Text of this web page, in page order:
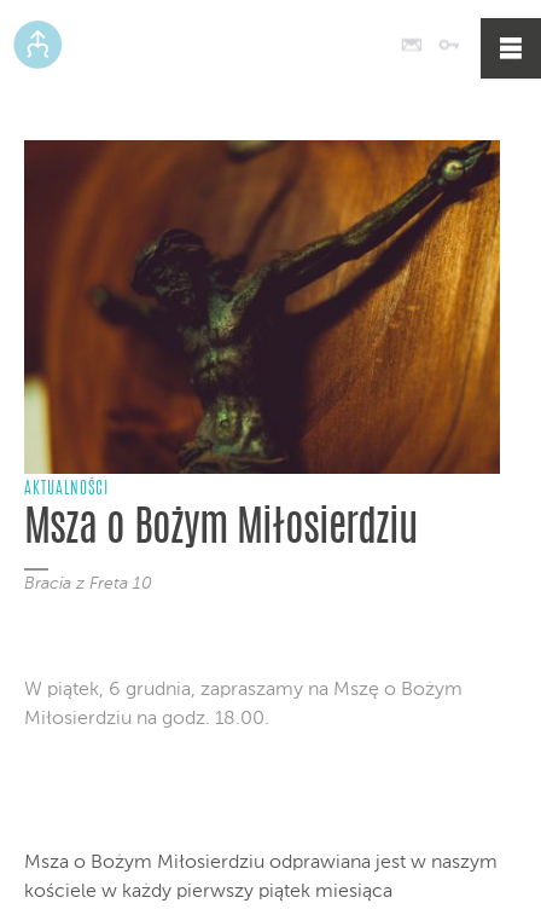
Poczta
AKTUALNOŚCI
Msza o Bożym Miłosierdziu
Bracia z Freta 10
W piątek, 6 grudnia, zapraszamy na Mszę o Bożym
Miłosierdziu na godz. 18.00.
Msza o Bożym Miłosierdziu odprawiana jest w naszym
kościele w każdy pierwszy piątek miesiąca